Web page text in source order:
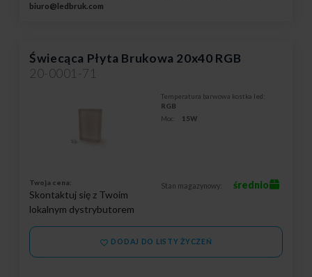
biuro@ledbruk.com
Świecąca Płyta Brukowa 20x40 RGB
20-0001-71
Temperatura barwowa kostka led:
RGB
Moc:
15W
Twoja cena:
Skontaktuj się z Twoim
lokalnym dystrybutorem
Stan magazynowy: średnio
DODAJ DO LISTY ŻYCZEŃ